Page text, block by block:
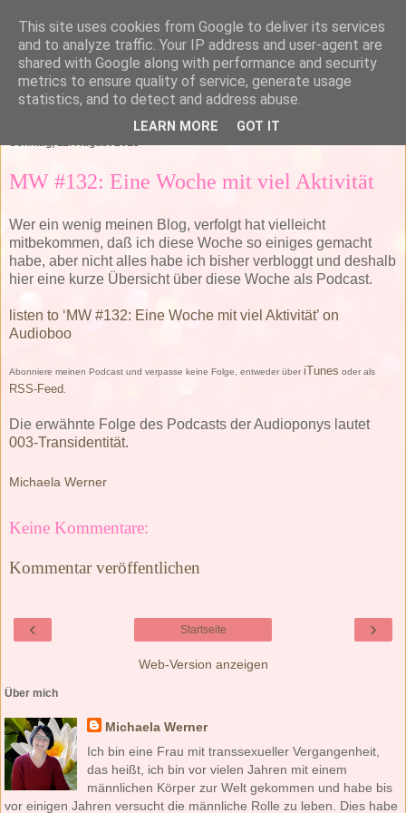
Sonntag, 11. August 2013
MW #132: Eine Woche mit viel Aktivität
Wer ein wenig meinen Blog, verfolgt hat vielleicht
mitbekommen, daß ich diese Woche so einiges gemacht
habe, aber nicht alles habe ich bisher verbloggt und deshalb
hier eine kurze Übersicht über diese Woche als Podcast.
listen to ‘MW #132: Eine Woche mit viel Aktivität’ on
Audioboo
Abonniere meinen Podcast und verpasse keine Folge, entweder über iTunes oder als
RSS-Feed
Die erwähnte Folge des Podcasts der Audioponys lautet
003-Transidentität.
Michaela Werner
Keine Kommentare:
Kommentar veröffentlichen
‹ ›
Startseite
Web-Version anzeigen
Über mich
Michaela Werner
Ich bin eine Frau mit transsexueller Vergangenheit,
das heißt, ich bin vor vielen Jahren mit einem
männlichen Körper zur Welt gekommen und habe bis
vor einigen Jahren versucht die männliche Rolle zu leben. Dies habe
This site uses cookies from Google to deliver its services
and to analyze traffic. Your IP address and user-agent are
shared with Google along with performance and security
metrics to ensure quality of service, generate usage
statistics, and to detect and address abuse.
LEARN MORE GOT IT